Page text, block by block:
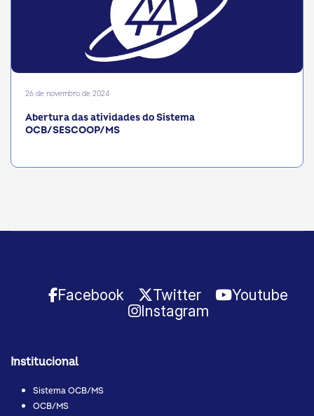
26 de novembro de 2024
Abertura das atividades do Sistema
OCB/SESCOOP/MS
Facebook Twitter
Youtube
Instagram
Institucional
Sistema OCB/MS
OCB/MS